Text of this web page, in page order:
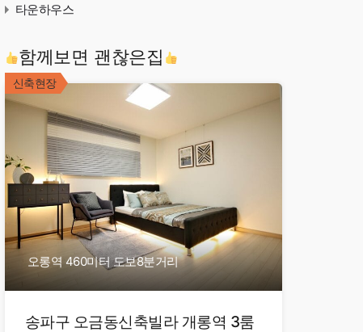
타운하우스
함께보면 괜찮은집
신축현장
오롱역 460미터 도보8분거리
송파구 오금동신축빌라 개롱역 3룸